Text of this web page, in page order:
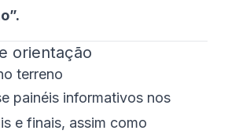
orientação
terreno
painéis informativos nos
e finais, assim como